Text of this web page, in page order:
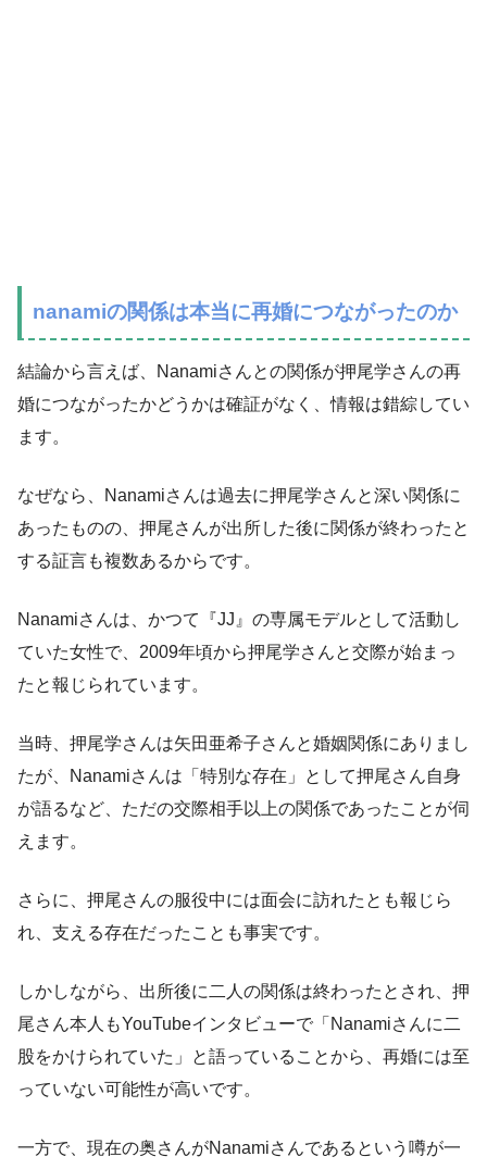
nanamiの関係は本当に再婚につながったのか
結論から言えば、Nanamiさんとの関係が押尾学さんの再
婚につながったかどうかは確証がなく、情報は錯綜してい
ます。
なぜなら、Nanamiさんは過去に押尾学さんと深い関係に
あったものの、押尾さんが出所した後に関係が終わったと
する証言も複数あるからです。
Nanamiさんは、かつて『JJ』の専属モデルとして活動し
ていた女性で、2009年頃から押尾学さんと交際が始まっ
たと報じられています。
当時、押尾学さんは矢田亜希子さんと婚姻関係にありまし
たが、Nanamiさんは「特別な存在」として押尾さん自身
が語るなど、ただの交際相手以上の関係であったことが伺
えます。
さらに、押尾さんの服役中には面会に訪れたとも報じら
れ、支える存在だったことも事実です。
しかしながら、出所後に二人の関係は終わったとされ、押
尾さん本人もYouTubeインタビューで「Nanamiさんに二
股をかけられていた」と語っていることから、再婚には至
っていない可能性が高いです。
一方で、現在の奥さんがNanamiさんであるという噂が一